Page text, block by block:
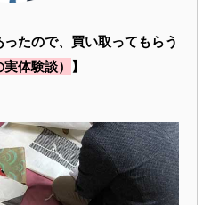
ったので、買い取ってもらう
体験談） 】